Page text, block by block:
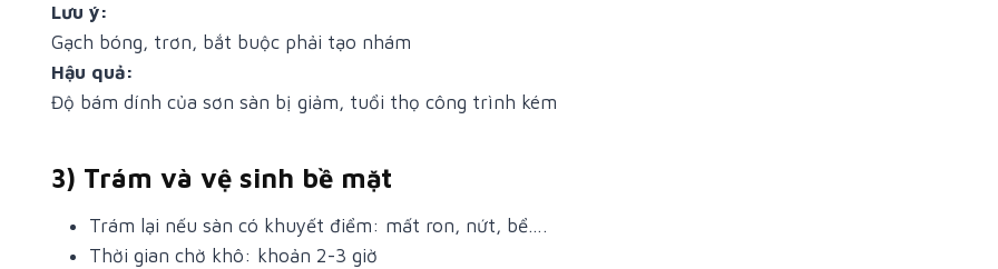
Lưu ý:
Gạch bóng, trơn, bắt buộc phải tạo nhám
Hậu quả:
Độ bám dính của sơn sàn bị giảm, tuổi thọ công trình kém
3) Trám và vệ sinh bề mặt
Trám lại nếu sàn có khuyết điểm: mất ron, nứt, bể….
Thời gian chờ khô: khoản 2-3 giờ